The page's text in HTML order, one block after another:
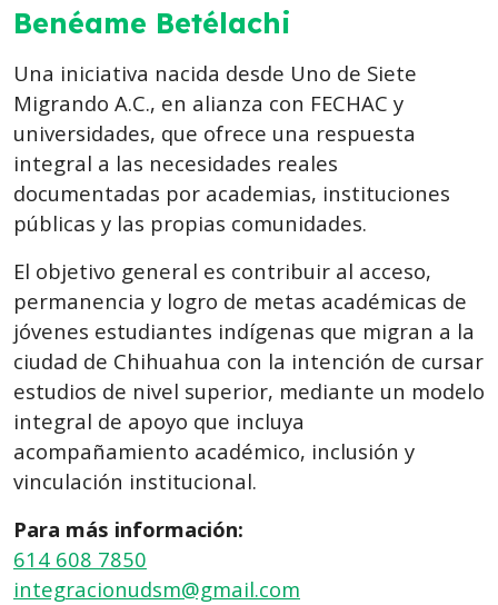
Benéame Betélachi
Una iniciativa nacida desde Uno de Siete
Migrando A.C., en alianza con FECHAC y
universidades, que ofrece una respuesta
integral a las necesidades reales
documentadas por academias, instituciones
públicas y las propias comunidades.
El objetivo general es contribuir al acceso,
permanencia y logro de metas académicas de
jóvenes estudiantes indígenas que migran a la
ciudad de Chihuahua con la intención de cursar
estudios de nivel superior, mediante un modelo
integral de apoyo que incluya
acompañamiento académico, inclusión y
vinculación institucional.
Para más información:
614 608 7850
integracionudsm@gmail.com